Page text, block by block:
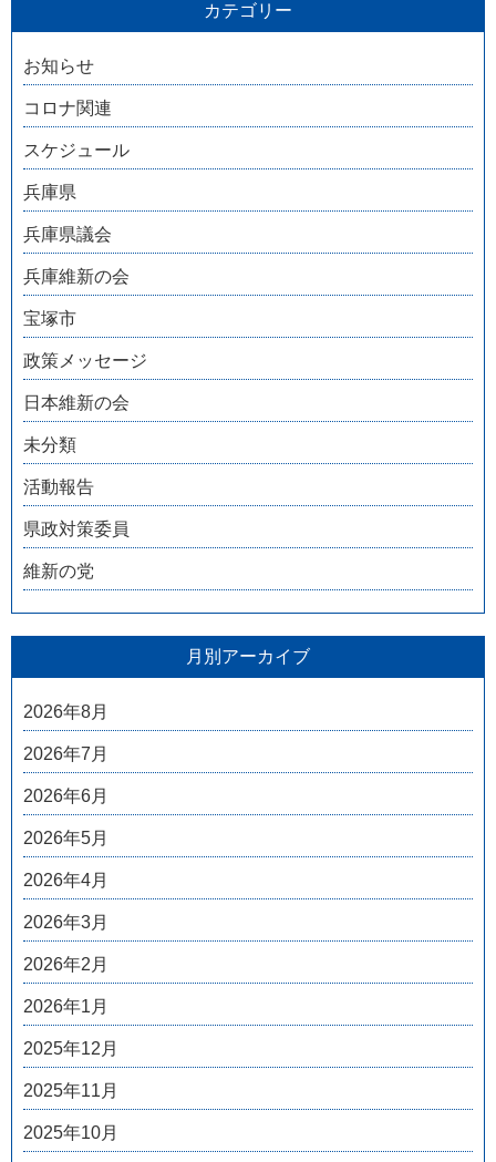
カテゴリー
お知らせ
コロナ関連
スケジュール
兵庫県
兵庫県議会
兵庫維新の会
宝塚市
政策メッセージ
日本維新の会
未分類
活動報告
県政対策委員
維新の党
月別アーカイブ
2026年8月
2026年7月
2026年6月
2026年5月
2026年4月
2026年3月
2026年2月
2026年1月
2025年12月
2025年11月
2025年10月